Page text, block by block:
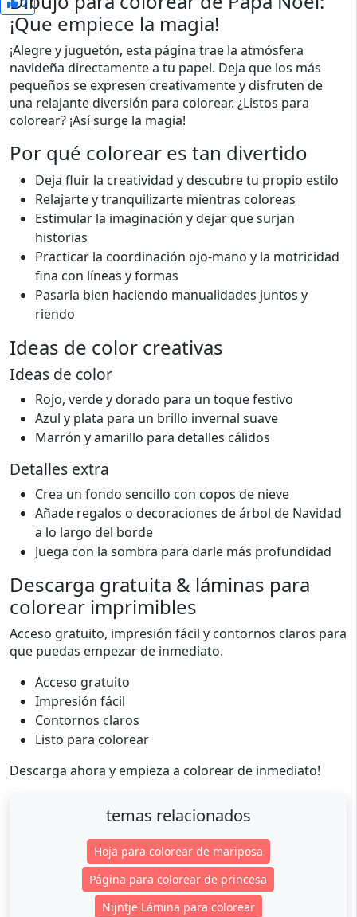
¡Que empiece la magia!
¡Alegre y juguetón, esta página trae la atmósfera
navideña directamente a tu papel. Deja que los más
pequeños se expresen creativamente y disfruten de
una relajante diversión para colorear. ¿Listos para
colorear? ¡Así surge la magia!
Por qué colorear es tan divertido
Deja fluir la creatividad y descubre tu propio estilo
Relajarte y tranquilizarte mientras coloreas
Estimular la imaginación y dejar que surjan
historias
Practicar la coordinación ojo-mano y la motricidad
fina con líneas y formas
Pasarla bien haciendo manualidades juntos y
riendo
Ideas de color creativas
Ideas de color
Rojo, verde y dorado para un toque festivo
Azul y plata para un brillo invernal suave
Marrón y amarillo para detalles cálidos
Detalles extra
Crea un fondo sencillo con copos de nieve
Añade regalos o decoraciones de árbol de Navidad
a lo largo del borde
Juega con la sombra para darle más profundidad
Descarga gratuita & láminas para
colorear imprimibles
Acceso gratuito, impresión fácil y contornos claros para
que puedas empezar de inmediato.
Acceso gratuito
Impresión fácil
Contornos claros
Listo para colorear
Descarga ahora y empieza a colorear de inmediato!
temas relacionados
Hoja para colorear de mariposa
Página para colorear de princesa
Nijntje Lámina para colorear